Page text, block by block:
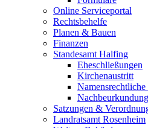
Online Serviceportal
Rechtsbehelfe
Planen & Bauen
Finanzen
Standesamt Halfing
Eheschließungen
Kirchenaustritt
Satzungen &
Landratsamt Rosenheim